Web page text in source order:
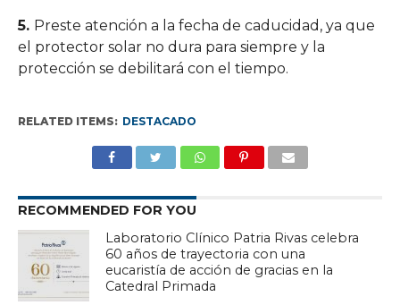
5. Preste atención a la fecha de caducidad, ya que
el protector solar no dura para siempre y la
protección se debilitará con el tiempo.
RELATED ITEMS: DESTACADO
RECOMMENDED FOR YOU
Laboratorio Clínico Patria Rivas celebra
60 años de trayectoria con una
eucaristía de acción de gracias en la
Catedral Primada